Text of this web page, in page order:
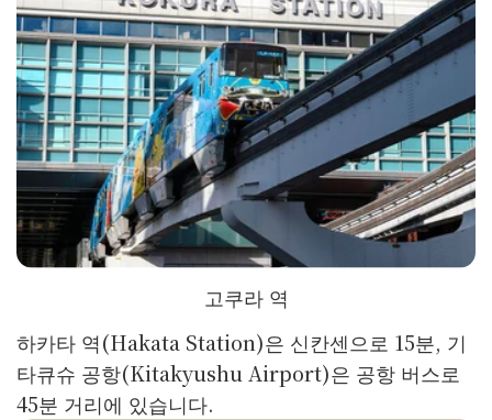
고쿠라 역
하카타 역(Hakata Station)은 신칸센으로 15분, 기
타큐슈 공항(Kitakyushu Airport)은 공항 버스로
45분 거리에 있습니다.